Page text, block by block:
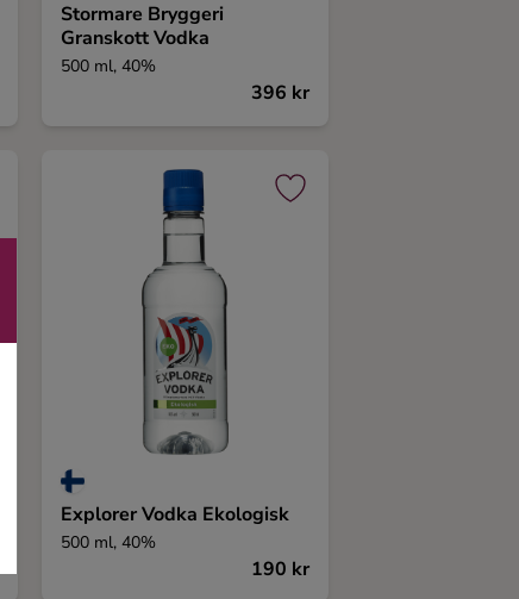
Stormare Bryggeri
Granskott Vodka
500 ml, 40%
396 kr
Explorer Vodka Ekologisk
500 ml, 40%
190 kr